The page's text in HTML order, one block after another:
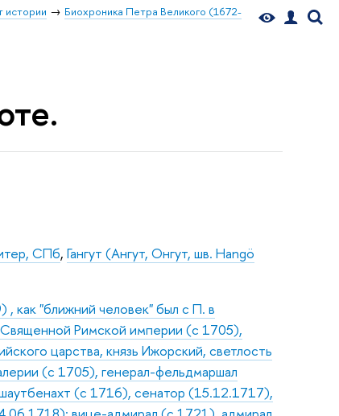
истории
Биохроника Петра Великого (1672-
СПб,Гангут (Ангут, Онгут, шв. Hangö
"ближний человек" был с П. в
Римской империи (с 1705),
царства, князь Ижорский, светлость
(с 1705), генерал-фельдмаршал
(с 1716), сенатор (15.12.1717),